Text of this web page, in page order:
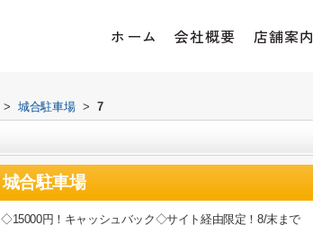
ホーム 会社概要 店舗案内
> 城合駐車場 > 7
城合駐車場
◇15000円！キャッシュバック◇サイト経由限定！8/末まで